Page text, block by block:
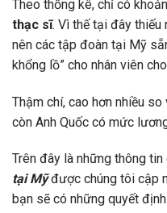
Theo thống kê, chỉ có
thạc sĩ. Vì thế tại đây thiếu
nên các tập đoàn tại Mỹ
khổng lồ” cho nhân viên
Thậm chí, cao hơn nhiều
còn Anh Quốc có mức
Trên đây là những thông tin
tại Mỹđược chúng tôi cập
bạn sẽ có những quyết